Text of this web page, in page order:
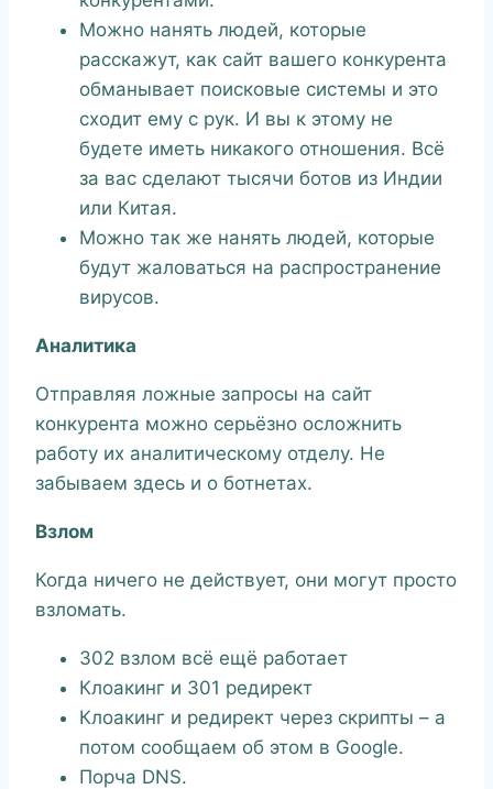
Можно нанять людей, которые
расскажут, как сайт вашего конкурента
обманывает поисковые системы и это
сходит ему с рук. И вы к этому не
будете иметь никакого отношения. Всё
за вас сделают тысячи ботов из Индии
или Китая.
Можно так же нанять людей, которые
будут жаловаться на распространение
вирусов.
Аналитика
Отправляя ложные запросы на сайт
конкурента можно серьёзно осложнить
работу их аналитическому отделу. Не
забываем здесь и о ботнетах.
Взлом
Когда ничего не действует, они могут просто
взломать.
302 взлом всё ещё работает
Клоакинг и 301 редирект
Клоакинг и редирект через скрипты – а
потом сообщаем об этом в Google.
Порча DNS.